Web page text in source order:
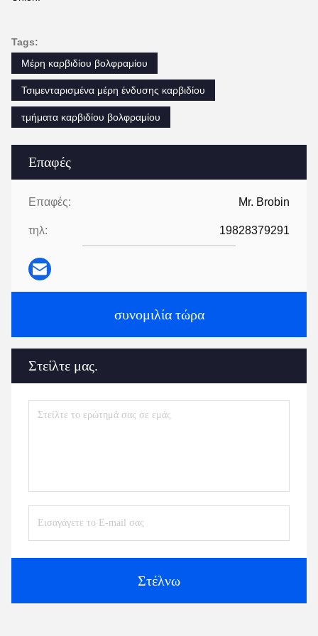
Επαφές
Επαφές: Mr. Brobin
τηλ: 19828379291
συνομιλία τώρα
Στείλτε μας.
Στέλνω
Tags:
Μέρη καρβιδίου βολφραμίου
Τσιμενταρισμένα μέρη ένδυσης καρβιδίου
τμήματα καρβιδίου βολφραμίου